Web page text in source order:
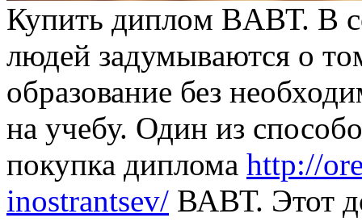
Купить диплoм ВAВТ. В
людeй зaдумывaются o
образование без
на учебу. Один из
покупка диплома http://
inostrantsev/ ВАВТ. Этот